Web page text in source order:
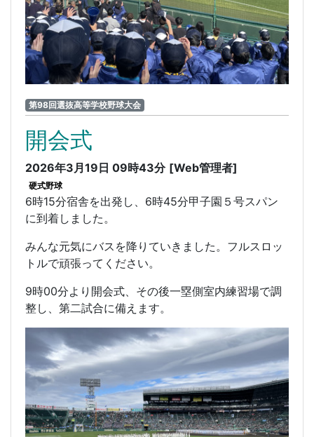
第98回選抜高等学校野球大会
開会式
2026年3月19日 09時43分 [Web管理者]
硬式野球
6時15分宿舎を出発し、6時45分甲子園５号スパン
に到着しました。
みんな元気にバスを降りていきました。フルスロッ
トルで頑張ってください。
9時00分より開会式、その後一塁側室内練習場で調
整し、第二試合に備えます。